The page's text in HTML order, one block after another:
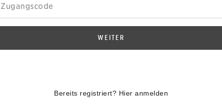
WEITER
Bereits registriert? Hier anmelden